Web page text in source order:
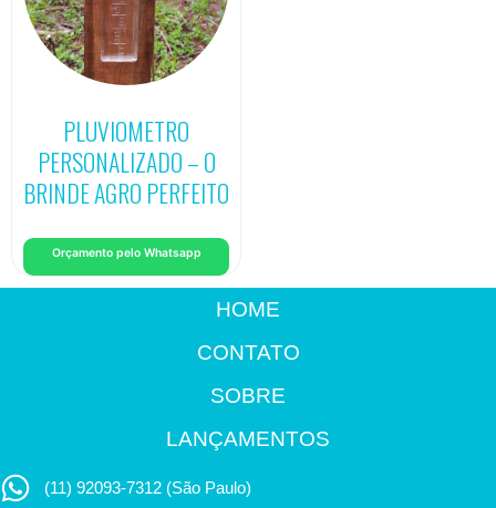
PLUVIOMETRO
PERSONALIZADO – O
BRINDE AGRO PERFEITO
Orçamento pelo Whatsapp
HOME
CONTATO
SOBRE
LANÇAMENTOS
(11) 92093-7312 (São Paulo)